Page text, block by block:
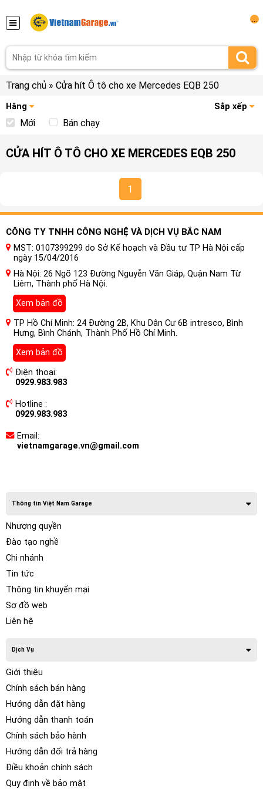
Trang chủ » Cửa hít Ô tô cho xe Mercedes EQB 250
Hãng Sắp xếp
Mới Bán chạy
CỬA HÍT Ô TÔ CHO XE MERCEDES EQB 250
1
CÔNG TY TNHH CÔNG NGHỆ VÀ DỊCH VỤ BẮC NAM
MST: 0107399299 do Sở Kế hoạch và Đầu tư TP Hà Nội cấp
ngày 15/04/2016
Hà Nội: 26 Ngõ 123 Đường Nguyễn Văn Giáp, Quận Nam Từ
Liêm, Thành phố Hà Nội.
Xem bản đồ
TP Hồ Chí Minh: 24 Đường 2B, Khu Dân Cư 6B intresco, Bình
Hưng, Bình Chánh, Thành Phố Hồ Chí Minh.
Xem bản đồ
Điện thoại:
0929.983.983
Hotline :
0929.983.983
Email:
vietnamgarage.vn@gmail.com
Thông tin Việt Nam Garage
Nhượng quyền
Đào tạo nghề
Chi nhánh
Tin tức
Thông tin khuyến mại
Sơ đồ web
Liên hệ
Dịch Vụ
Giới thiệu
Chính sách bán hàng
Hướng dẫn đặt hàng
Hướng dẫn thanh toán
Chính sách bảo hành
Hướng dẫn đổi trả hàng
Điều khoản chính sách
Quy định về bảo mật